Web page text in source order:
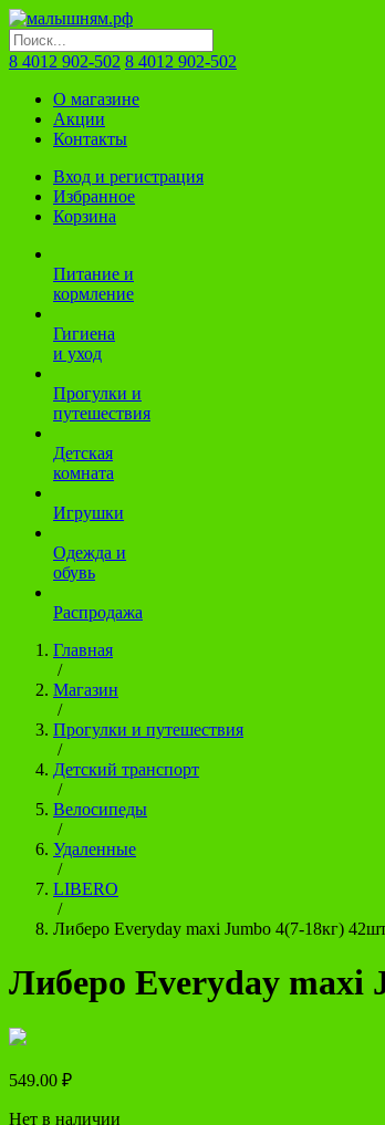
8 4012 902-502 8 4012 902-502
О магазине
Акции
Контакты
Вход и регистрация
Избранное
Корзина
Питание и
кормление
Гигиена
и уход
Прогулки и
путешествия
Детская
комната
Игрушки
Одежда и
обувь
Распродажа
Главная
/
Магазин
/
Прогулки и путешествия
/
Детский транспорт
/
Велосипеды
/
Удаленные
/
LIBERO
/
Либеро Everyday maxi Jumbo 4(7-18кг)
Либеро Everyday maxi
549.00 ₽
Нет в наличии